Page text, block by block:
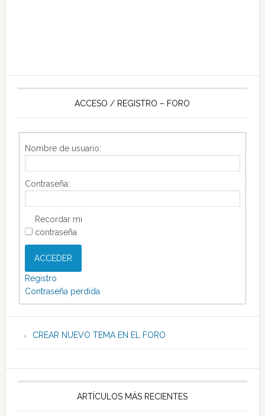
ACCESO / REGISTRO – FORO
Nombre de usuario:
Contraseña:
Recordar mi
contraseña
ACCEDER
Registro
Contraseña perdida
CREAR NUEVO TEMA EN EL FORO
ARTÍCULOS MÁS RECIENTES